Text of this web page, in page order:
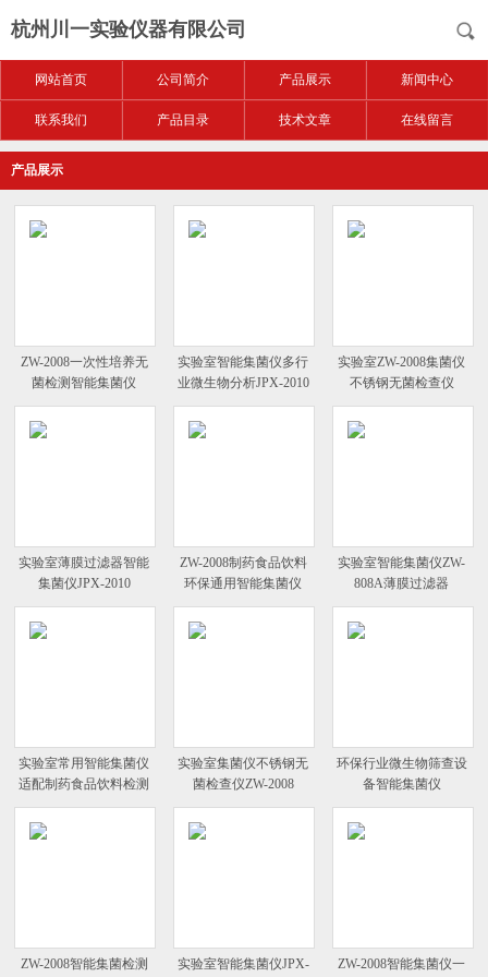
杭州川一实验仪器有限公司
网站首页 公司简介 产品展示 新闻中心
联系我们 产品目录 技术文章 在线留言
产品展示
ZW-2008一次性培养无
菌检测智能集菌仪
实验室智能集菌仪多行
业微生物分析JPX-2010
实验室ZW-2008集菌仪
不锈钢无菌检查仪
实验室薄膜过滤器智能
集菌仪JPX-2010
ZW-2008制药食品饮料
环保通用智能集菌仪
实验室智能集菌仪ZW-
808A薄膜过滤器
实验室常用智能集菌仪
适配制药食品饮料检测
实验室集菌仪不锈钢无
菌检查仪ZW-2008
环保行业微生物筛查设
备智能集菌仪
ZW-2008智能集菌检测
实验室智能集菌仪JPX-
ZW-2008智能集菌仪一